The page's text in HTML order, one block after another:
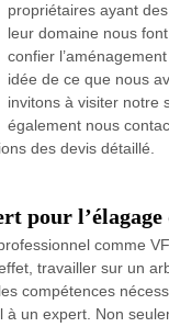
propriétaires ayant
leur domaine nous
confier
idée de ce que nous
invitons à visiter notre
également nous
des devis détaillé.
pour l’élagage
comme
travailler sur un
compétences
un expert. Non